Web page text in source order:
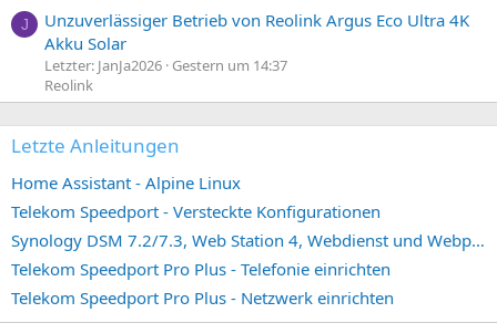
J
Unzuverlässiger Betrieb von Reolink Argus Eco Ultra 4K
Akku Solar
Letzter: JanJa2026 Gestern um 14:37
Reolink
Letzte Anleitungen
Home Assistant - Alpine Linux
Telekom Speedport - Versteckte Konfigurationen
Synology DSM 7.2/7.3, Web Station 4, Webdienst und Webportal erstellen (ehemals vHost)
Telekom Speedport Pro Plus - Telefonie einrichten
Telekom Speedport Pro Plus - Netzwerk einrichten